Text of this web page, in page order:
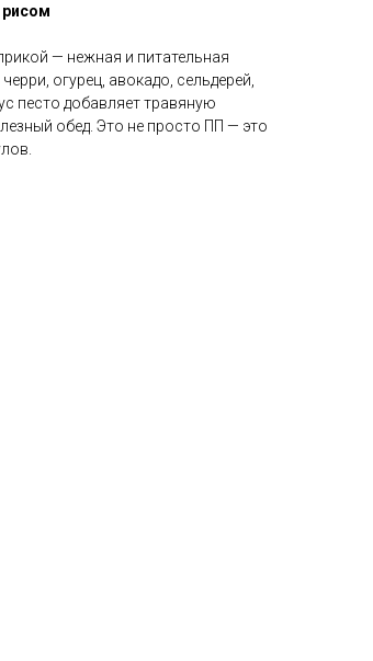
рисом
— нежная и питательная
огурец, авокадо, сельдерей,
песто добавляет травяную
обед. Это не просто ПП — это